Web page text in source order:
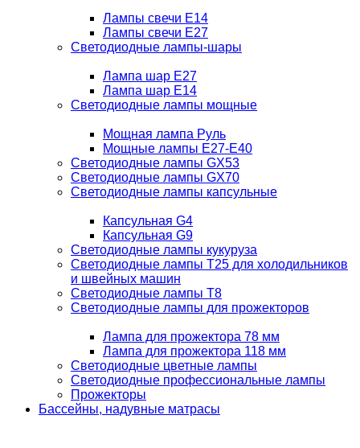
Лампы свечи Е14
Лампы свечи Е27
Светодиодные лампы-шары
Лампа шар E27
Лампа шар Е14
Светодиодные лампы мощные
Мощная лампа Руль
Мощные лампы E27-E40
Светодиодные лампы GX53
Светодиодные лампы GX70
Светодиодные лампы капсульные
Капсульная G4
Капсульная G9
Светодиодные лампы кукуруза
Светодиодные лампы T25 для холодильников
и швейных машин
Светодиодные лампы T8
Светодиодные лампы для прожекторов
Лампа для прожектора 78 мм
Лампа для прожектора 118 мм
Светодиодные цветные лампы
Светодиодные профессиональные лампы
Прожекторы
Бассейны, надувные матрасы